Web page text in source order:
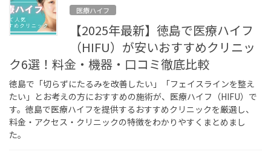
医療ハイフ
【2025年最新】徳島で医療ハイフ
（HIFU）が安いおすすめクリニッ
ク6選！料金・機器・口コミ徹底比較
徳島で「切らずにたるみを改善したい」「フェイスラインを整え
たい」とお考えの方におすすめの施術が、医療ハイフ（HIFU）で
す。徳島で医療ハイフを提供するおすすめクリニックを厳選し、
料金・アクセス・クリニックの特徴をわかりやすくまとめまし
た。